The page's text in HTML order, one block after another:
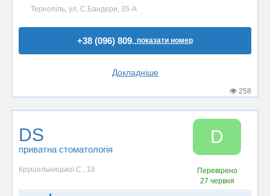
Тернопіль, ул. С.Бандери, 35-А
+38 (096) 809..показати номер
Докладніше
258
DS
приватна стоматологія
D
Крушельницької С., 18
Перевірено
27 червня